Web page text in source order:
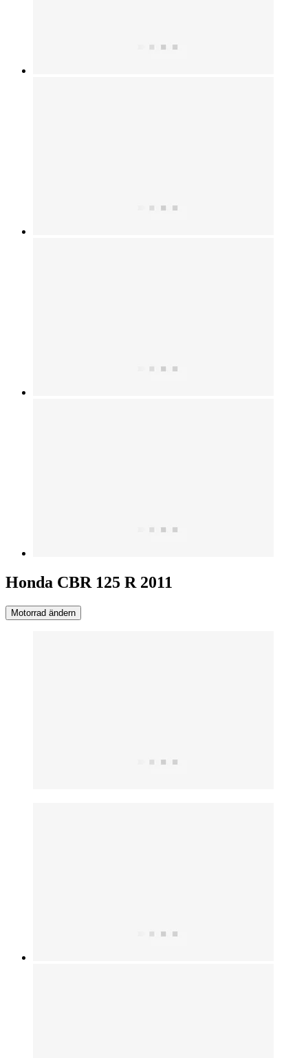
Honda CBR 125 R 2011
Motorrad ändern